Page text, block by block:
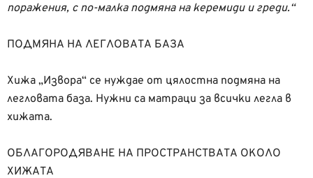
поражения, с по-малка подмяна на керемиди и греди.“
ПОДМЯНА НА ЛЕГЛОВАТА БАЗА
Хижа „Извора“ се нуждае от цялостна подмяна на
легловата база. Нужни са матраци за всички легла в
хижата.
ОБЛАГОРОДЯВАНЕ НА ПРОСТРАНСТВАТА ОКОЛО
ХИЖАТА